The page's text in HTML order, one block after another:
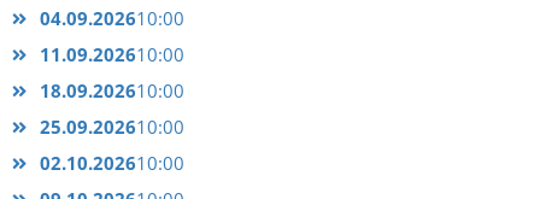
04.09.202610:00
11.09.202610:00
18.09.202610:00
25.09.202610:00
02.10.202610:00